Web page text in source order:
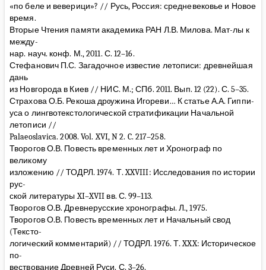
«по беле и веверици»? // Русь, Россия: средневековье и Новое
время.
Вторые Чтения памяти академика РАН Л.В. Милова. Мат-лы к
между-
нар. науч. конф. М., 2011. С. 12–16.
Стефанович П.С. Загадочное известие летописи: древнейшая
дань
из Новгорода в Киев // НИС. М.; СПб. 2011. Вып. 12 (22). С. 5–35.
Страхова О.Б. Рекоша дрѹжина Игореви… К статье А.А. Гиппи-
уса о лингвотекстологической стратификации Начальной
летописи //
Palaeoslavica. 2008. Vol. XVI, N 2. C. 217–258.
Творогов О.В. Повесть временных лет и Хронограф по
великому
изложению // ТОДРЛ. 1974. Т. XXVIII: Исследования по истории
рус-
ской литературы XI–XVII вв. С. 99–113.
Творогов О.В. Древнерусские хронографы. Л., 1975.
Творогов О.В. Повесть временных лет и Начальный свод
(Тексто-
логический комментарий) // ТОДРЛ. 1976. Т. XXX: Историческое
по-
вествование Древней Руси. С. 3–26.